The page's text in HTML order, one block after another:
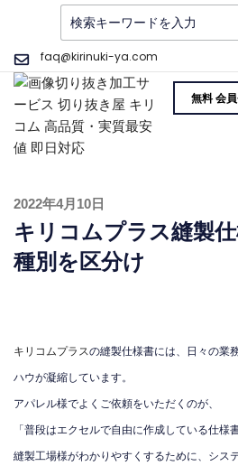
検
索:
ン
faq@kirinuki-ya.com
画像
ビス
品質重視、
の切り抜き
無料 会
投
日:
2022年4月10日
キリコムプラス縫製
種別を区分け
キリコムプラスの縫製仕様書には、日々の業
ハウが凝縮しています。
アパレル様でよくご依頼をいただくのが、
「普段はエクセルで自由に作成している仕様
縫製工場様がわかりやすくするために、シス